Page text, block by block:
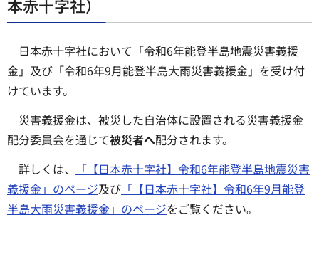
本赤十字社）
日本赤十字社において「令和6年能登半島地震災害義援
金」及び「令和6年9月能登半島大雨災害義援金」を受け付
けています。
災害義援金は、被災した自治体に設置される災害義援金
配分委員会を通じて被災者へ配分されます。
詳しくは、
「【日本赤十字社】令和6年能登半島地震災害
義援金」のページ及び 「【日本赤十字社】令和6年9月能登
半島大雨災害義援金」のページをご覧ください。